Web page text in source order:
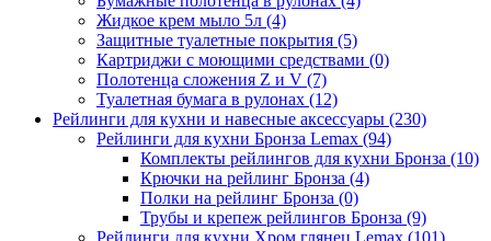
Жидкое крем мыло 5л (4)
Защитные туалетные покрытия (5)
Картриджи с моющими средствами (0)
Полотенца сложения Z и V (7)
Туалетная бумага в рулонах (12)
Рейлинги для кухни и навесные аксессуары (230)
Рейлинги для кухни Бронза Lemax (94)
Комплекты рейлингов для кухни Бронза (10)
Крючки на рейлинг Бронза (4)
Полки на рейлинг Бронза (0)
Трубы и крепеж рейлингов Бронза (9)
Рейлинги для кухни Хром глянец Lemax (101)